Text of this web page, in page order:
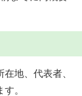
地、代表者、
。